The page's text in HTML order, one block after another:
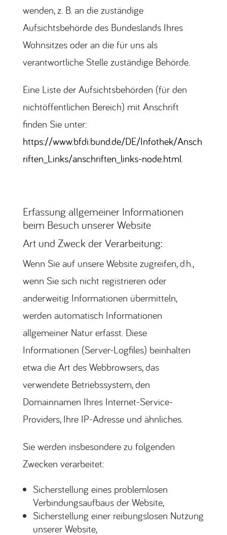
wenden, z. B. an die zuständige
Aufsichtsbehörde des Bundeslands Ihres
Wohnsitzes oder an die für uns als
verantwortliche Stelle zuständige Behörde.
Eine Liste der Aufsichtsbehörden (für den
nichtöffentlichen Bereich) mit Anschrift
finden Sie unter:
https://www.bfdi.bund.de/DE/Infothek/Ansch
riften_Links/anschriften_links-node.html.
Erfassung allgemeiner Informationen
beim Besuch unserer Website
Art und Zweck der Verarbeitung:
Wenn Sie auf unsere Website zugreifen, d.h.,
wenn Sie sich nicht registrieren oder
anderweitig Informationen übermitteln,
werden automatisch Informationen
allgemeiner Natur erfasst. Diese
Informationen (Server-Logfiles) beinhalten
etwa die Art des Webbrowsers, das
verwendete Betriebssystem, den
Domainnamen Ihres Internet-Service-
Providers, Ihre IP-Adresse und ähnliches.
Sie werden insbesondere zu folgenden
Zwecken verarbeitet:
Sicherstellung eines problemlosen
Verbindungsaufbaus der Website,
Sicherstellung einer reibungslosen Nutzung
unserer Website,